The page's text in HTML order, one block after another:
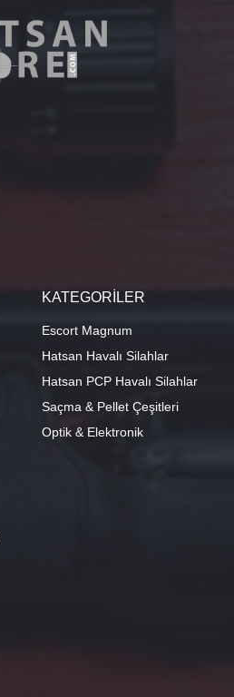
KATEGORİLER
Escort Magnum
Hatsan Havalı Silahlar
Hatsan PCP Havalı Silahlar
Saçma & Pellet Çeşitleri
Optik & Elektronik